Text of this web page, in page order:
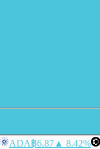
ADA฿6.87 ▲ 8.42%